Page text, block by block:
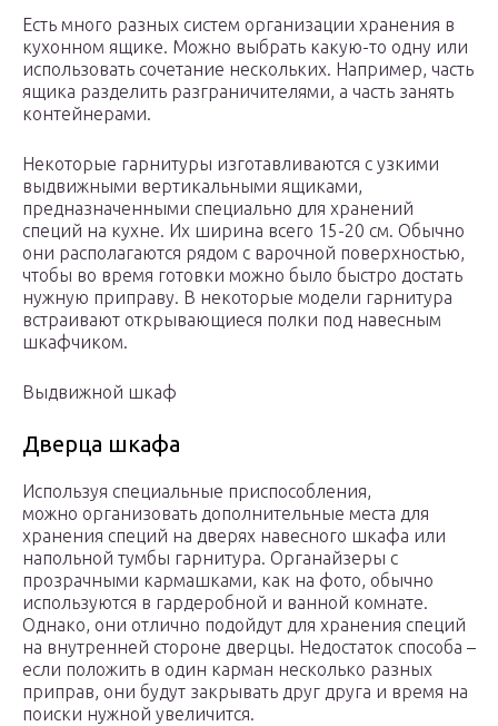
Есть много разных систем организации хранения в
кухонном ящике. Можно выбрать какую-то одну или
использовать сочетание нескольких. Например, часть
ящика разделить разграничителями, а часть занять
контейнерами.
Некоторые гарнитуры изготавливаются с узкими
выдвижными вертикальными ящиками,
предназначенными специально для хранений
специй на кухне. Их ширина всего 15-20 см. Обычно
они располагаются рядом с варочной поверхностью,
чтобы во время готовки можно было быстро достать
нужную приправу. В некоторые модели гарнитура
встраивают открывающиеся полки под навесным
шкафчиком.
Выдвижной шкаф
Дверца шкафа
Используя специальные приспособления,
можно организовать дополнительные места для
хранения специй на дверях навесного шкафа или
напольной тумбы гарнитура. Органайзеры с
прозрачными кармашками, как на фото, обычно
используются в гардеробной и ванной комнате.
Однако, они отлично подойдут для хранения специй
на внутренней стороне дверцы. Недостаток способа –
если положить в один карман несколько разных
приправ, они будут закрывать друг друга и время на
поиски нужной увеличится.